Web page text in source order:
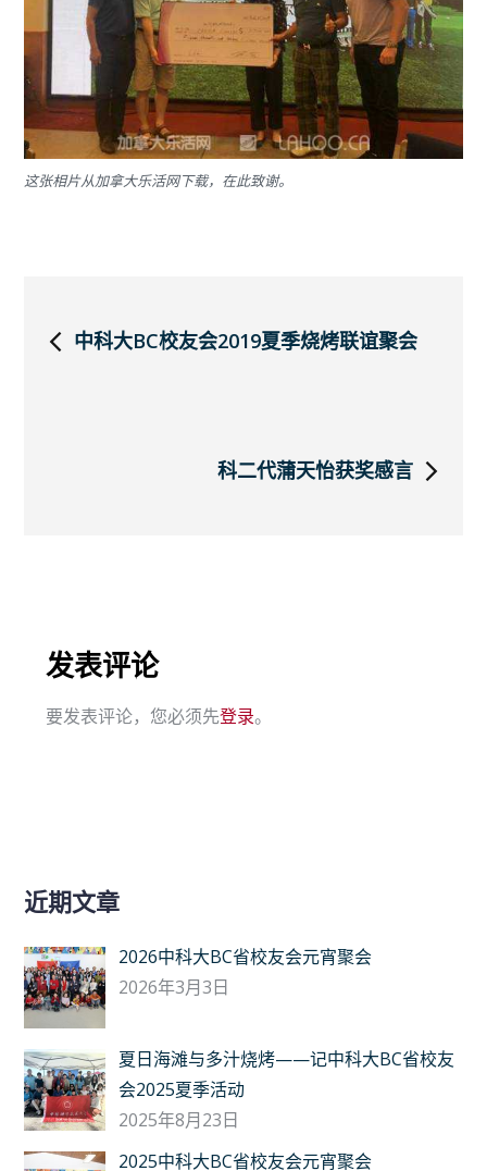
这张相片从加拿大乐活网下载，在此致谢。
文 中科大BC校友会2019夏季烧烤联谊聚会
科二代蒲天怡获奖感言
发表评论
要发表评论，您必须先登录。
近期文章
2026中科大BC省校友会元宵聚会
2026年3月3日
夏日海滩与多汁烧烤——记中科大BC省校友
会2025夏季活动
2025年8月23日
2025中科大BC省校友会元宵聚会